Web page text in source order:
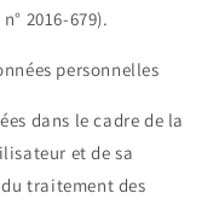
2016-679).
personnelles
dans le cadre de la
et de sa
traitement des